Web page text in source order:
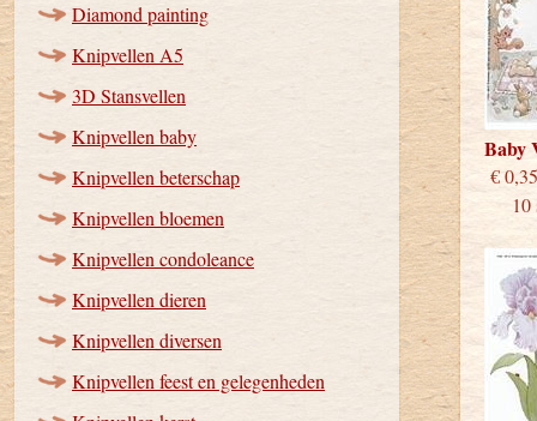
Diamond painting
Knipvellen A5
3D Stansvellen
Knipvellen baby
Knipvellen beterschap
Knipvellen bloemen
Knipvellen condoleance
Knipvellen dieren
Knipvellen diversen
Knipvellen feest en gelegenheden
Baby
10